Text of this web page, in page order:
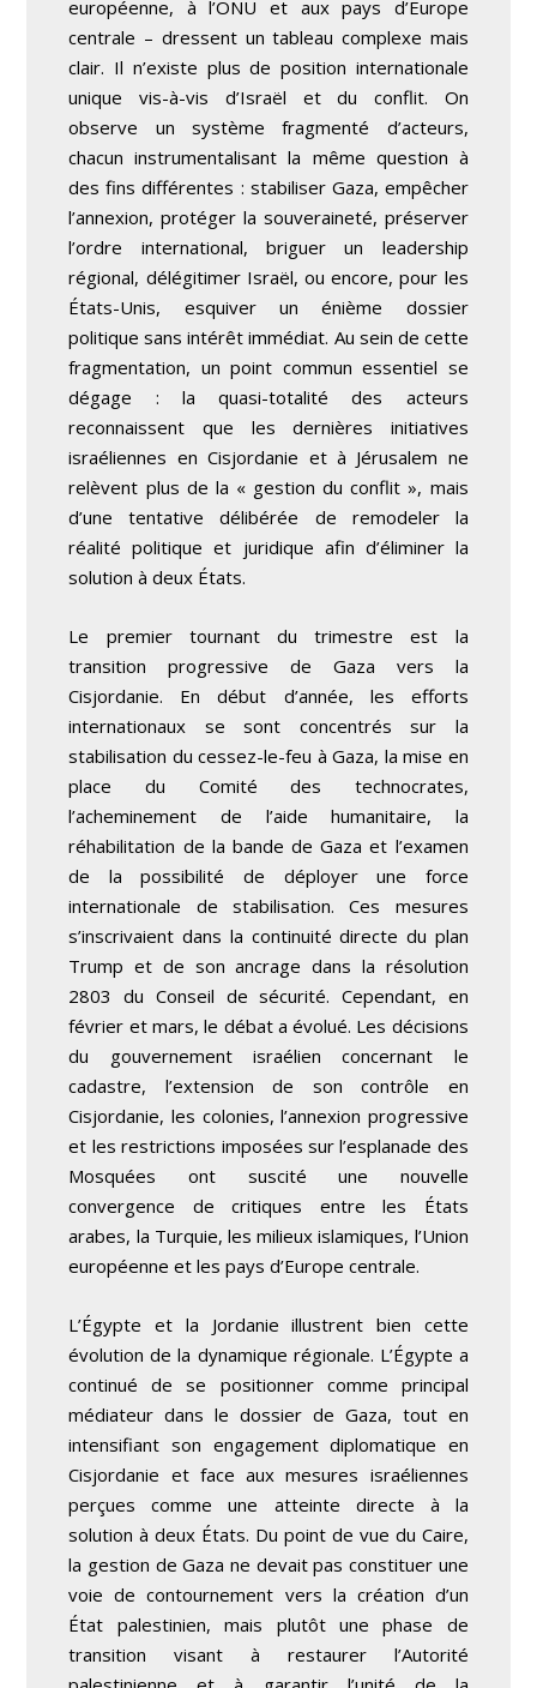
européenne, à l’ONU et aux pays d’Europe
centrale – dressent un tableau complexe mais
clair. Il n’existe plus de position internationale
unique vis-à-vis d’Israël et du conflit. On
observe un système fragmenté d’acteurs,
chacun instrumentalisant la même question à
des fins différentes : stabiliser Gaza, empêcher
l’annexion, protéger la souveraineté, préserver
l’ordre international, briguer un leadership
régional, délégitimer Israël, ou encore, pour les
États-Unis, esquiver un énième dossier
politique sans intérêt immédiat. Au sein de cette
fragmentation, un point commun essentiel se
dégage : la quasi-totalité des acteurs
reconnaissent que les dernières initiatives
israéliennes en Cisjordanie et à Jérusalem ne
relèvent plus de la « gestion du conflit », mais
d’une tentative délibérée de remodeler la
réalité politique et juridique afin d’éliminer la
solution à deux États.
Le premier tournant du trimestre est la
transition progressive de Gaza vers la
Cisjordanie. En début d’année, les efforts
internationaux se sont concentrés sur la
stabilisation du cessez-le-feu à Gaza, la mise en
place du Comité des technocrates,
l’acheminement de l’aide humanitaire, la
réhabilitation de la bande de Gaza et l’examen
de la possibilité de déployer une force
internationale de stabilisation. Ces mesures
s’inscrivaient dans la continuité directe du plan
Trump et de son ancrage dans la résolution
2803 du Conseil de sécurité. Cependant, en
février et mars, le débat a évolué. Les décisions
du gouvernement israélien concernant le
cadastre, l’extension de son contrôle en
Cisjordanie, les colonies, l’annexion progressive
et les restrictions imposées sur l’esplanade des
Mosquées ont suscité une nouvelle
convergence de critiques entre les États
arabes, la Turquie, les milieux islamiques, l’Union
européenne et les pays d’Europe centrale.
L’Égypte et la Jordanie illustrent bien cette
évolution de la dynamique régionale. L’Égypte a
continué de se positionner comme principal
médiateur dans le dossier de Gaza, tout en
intensifiant son engagement diplomatique en
Cisjordanie et face aux mesures israéliennes
perçues comme une atteinte directe à la
solution à deux États. Du point de vue du Caire,
la gestion de Gaza ne devait pas constituer une
voie de contournement vers la création d’un
État palestinien, mais plutôt une phase de
transition visant à restaurer l’Autorité